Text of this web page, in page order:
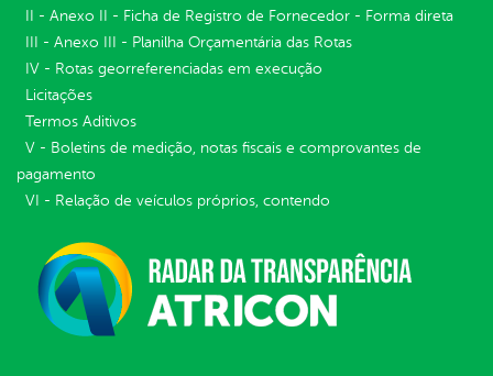
II - Anexo II - Ficha de Registro de Fornecedor - Forma direta
III - Anexo III - Planilha Orçamentária das Rotas
IV - Rotas georreferenciadas em execução
Licitações
Termos Aditivos
V - Boletins de medição, notas fiscais e comprovantes de
pagamento
VI - Relação de veículos próprios, contendo